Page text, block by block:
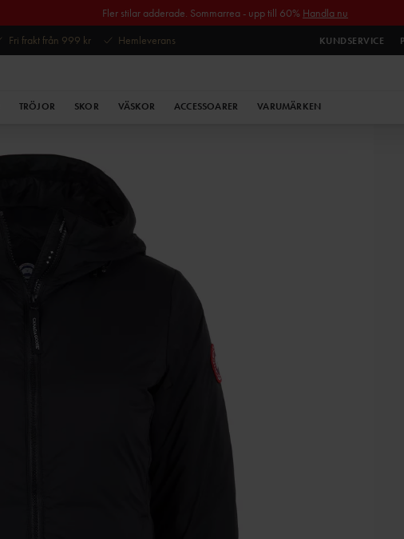
Fler stilar adderade. Sommarrea - upp till 60% Handla nu
Fri frakt från 999 kr Hemleverans KUNDSERVICE
TRÖJOR SKOR VÄSKOR ACCESSOARER VARUMÄRKEN